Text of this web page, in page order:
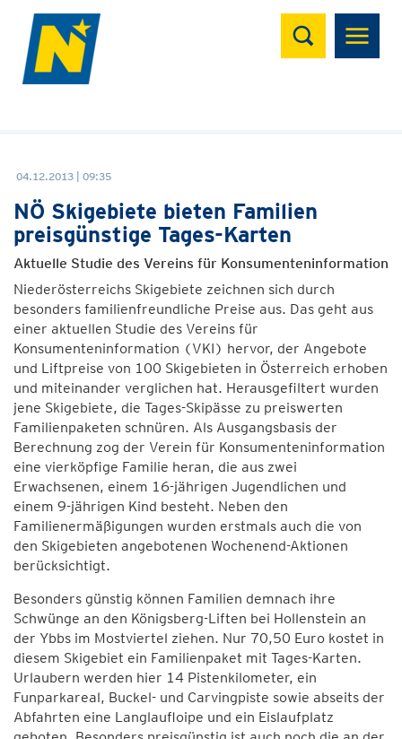
Suchen
04.12.2013 | 09:35
NÖ Skigebiete bieten Familien
preisgünstige Tages-Karten
Aktuelle Studie des Vereins für Konsumenteninformation
Niederösterreichs Skigebiete zeichnen sich durch
besonders familienfreundliche Preise aus. Das geht aus
einer aktuellen Studie des Vereins für
Konsumenteninformation (VKI) hervor, der Angebote
und Liftpreise von 100 Skigebieten in Österreich erhoben
und miteinander verglichen hat. Herausgefiltert wurden
jene Skigebiete, die Tages-Skipässe zu preiswerten
Familienpaketen schnüren. Als Ausgangsbasis der
Berechnung zog der Verein für Konsumenteninformation
eine vierköpfige Familie heran, die aus zwei
Erwachsenen, einem 16-jährigen Jugendlichen und
einem 9-jährigen Kind besteht. Neben den
Familienermäßigungen wurden erstmals auch die von
den Skigebieten angebotenen Wochenend-Aktionen
berücksichtigt.
Besonders günstig können Familien demnach ihre
Schwünge an den Königsberg-Liften bei Hollenstein an
der Ybbs im Mostviertel ziehen. Nur 70,50 Euro kostet in
diesem Skigebiet ein Familienpaket mit Tages-Karten.
Urlaubern werden hier 14 Pistenkilometer, ein
Funparkareal, Buckel- und Carvingpiste sowie abseits der
Abfahrten eine Langlaufloipe und ein Eislaufplatz